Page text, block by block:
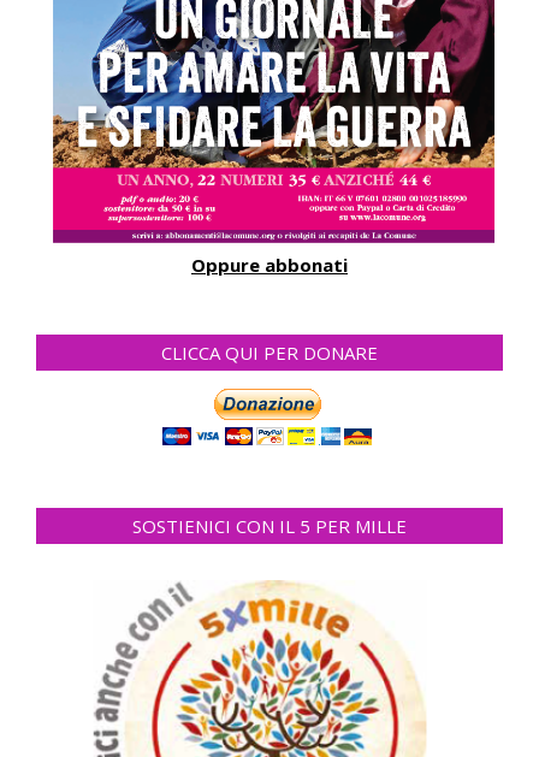
Oppure abbonati
CLICCA QUI PER DONARE
SOSTIENICI CON IL 5 PER MILLE